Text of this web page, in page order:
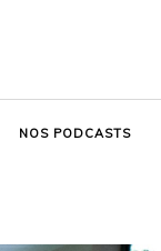
NOS PODCASTS